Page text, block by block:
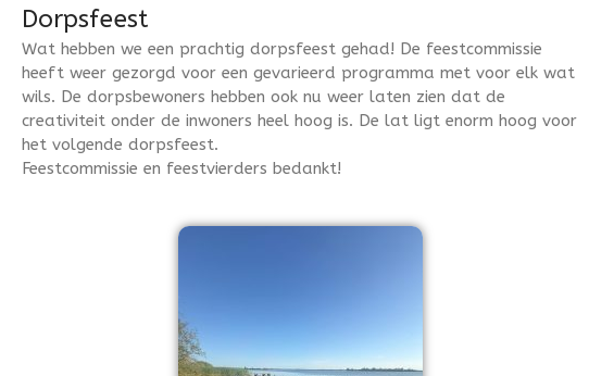
Fanfare “Joost Wiersma”
Sportvereniging “Tonevido”
Voetbalvereniging Jistrum
oud jistrum
Dorpsfeest
Wat hebben we een prachtig dorpsfeest gehad! De feestcommissie
heeft weer gezorgd voor een gevarieerd programma met voor elk wat
wils. De dorpsbewoners hebben ook nu weer laten zien dat de
creativiteit onder de inwoners heel hoog is. De lat ligt enorm hoog voor
het volgende dorpsfeest.
Feestcommissie en feestvierders bedankt!